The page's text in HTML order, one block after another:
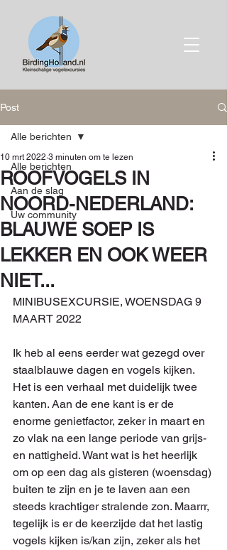
Post
Alle berichten
Aan de slag
Uw community
Alle berichten
ROOFVOGELS IN
NOORD-NEDERLAND:
BLAUWE SOEP IS
LEKKER EN OOK WEER
NIET...
10 mrt 2022 3 minuten om te lezen
MINIBUSEXCURSIE, WOENSDAG 9
MAART 2022
Ik heb al eens eerder wat gezegd over
staalblauwe dagen en vogels kijken.
Het is een verhaal met duidelijk twee
kanten. Aan de ene kant is er de
enorme genietfactor, zeker in maart en
zo vlak na een lange periode van grijs-
en nattigheid. Want wat is het heerlijk
om op een dag als gisteren (woensdag)
buiten te zijn en je te laven aan een
steeds krachtiger stralende zon. Maarrr,
tegelijk is er de keerzijde dat het lastig
vogels kijken is/kan zijn, zeker als het